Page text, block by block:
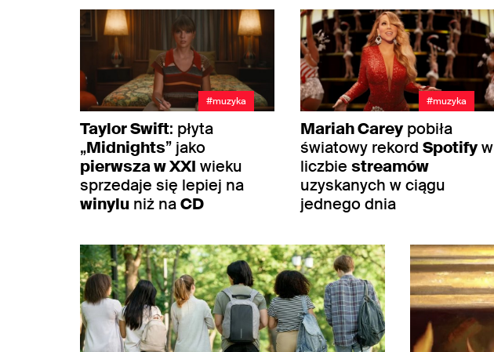
#muzyka
Taylor Swift: płyta
„Midnights” jako
pierwsza w XXI wieku
sprzedaje się lepiej na
winylu niż naCD
#muzyka
Mariah Careypobiła
światowy rekord Spotifyw
liczbie streamów
uzyskanych w ciągu
jednego dnia